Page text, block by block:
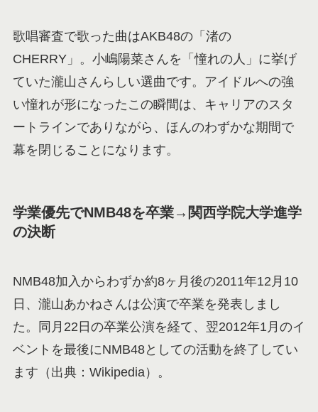
歌唱審査で歌った曲はAKB48の「渚の
CHERRY」。小嶋陽菜さんを「憧れの人」に挙げ
ていた瀧山さんらしい選曲です。アイドルへの強
い憧れが形になったこの瞬間は、キャリアのスタ
ートラインでありながら、ほんのわずかな期間で
幕を閉じることになります。
学業優先でNMB48を卒業→関西学院大学進学
の決断
NMB48加入からわずか約8ヶ月後の2011年12月10
日、瀧山あかねさんは公演で卒業を発表しまし
た。同月22日の卒業公演を経て、翌2012年1月のイ
ベントを最後にNMB48としての活動を終了してい
ます（出典：Wikipedia）。